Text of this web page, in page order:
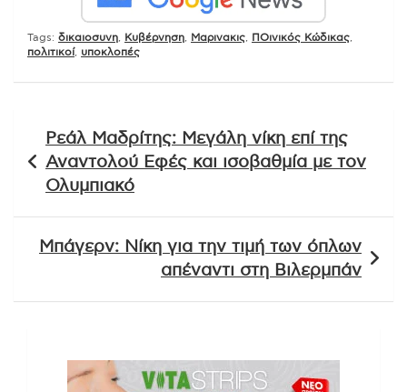
Tags: δικαιοσυνη Κυβέρνηση Μαρινακις ΠΟινικός Κώδικας
πολιτικοί, υποκλοπές
άρθρων
Ρεάλ Μαδρίτης: Μεγάλη νίκη επί της
Αναντολού Εφές και ισοβαθμία με τον
Ολυμπιακό
Μπάγερν: Νίκη για την τιμή των όπλων
απέναντι στη Βιλερμπάν